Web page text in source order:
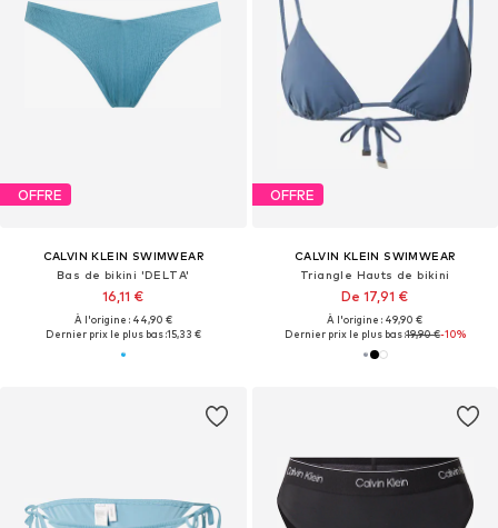
OFFRE
CALVIN KLEIN SWIMWEAR
Bas de bikini 'DELTA'
16,11 €
À l'origine : 44,90 €
Dernier prix le plus bas :15,33 €
OFFRE
CALVIN KLEIN SWIMWEAR
Triangle Hauts de bikini
De 17,91 €
À l'origine : 49,90 €
Dernier prix le plus bas :19,90 €-10%